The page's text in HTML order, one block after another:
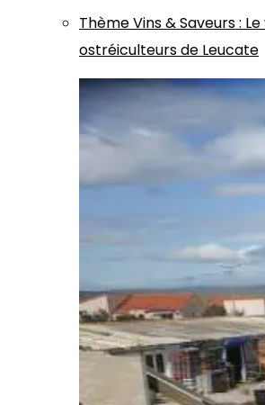
ThèmeVins & Saveurs:
ostréiculteurs de Leucate